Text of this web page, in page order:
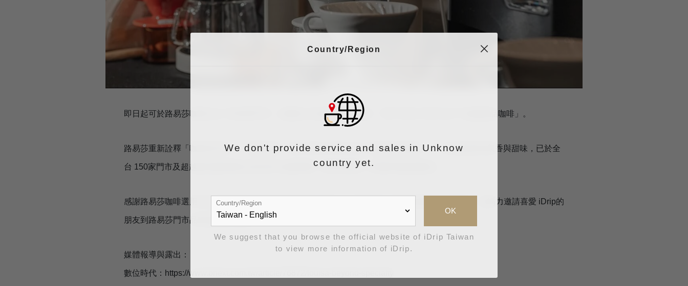
即日起可於路易莎咖啡全台 150多家門市，品嚐由 iDrip咖啡機沖煮的 「BEYOND SPECIALTY超越精品咖啡」。
路易莎重新詮釋「咖啡的DNA」，重磅發表「BEYOND SPECIALTY超越精品咖啡」，引出更純粹的果香與甜味，已於全
台 150家門市及超越精品咖啡概念店設有iDrip咖啡機，用科技讓每一杯咖啡都超越精品。
感謝路易莎咖啡選用 iDrip咖啡機沖煮路易莎精選的精品咖啡，來服務更多喜愛精品咖啡的消費者，也竭力邀請喜愛 iDrip的
朋友到路易莎門市品味超越精品咖啡！
媒體報導與露出：
數位時代：https://www.bnext.com.tw/article/76872/louisa-beyond-specialty
Country/Region
We don't provide service and sales in Unknow
country yet.
Country/Region
OK
We suggest that you browse the official website of iDrip Taiwan
to view more information of iDrip.